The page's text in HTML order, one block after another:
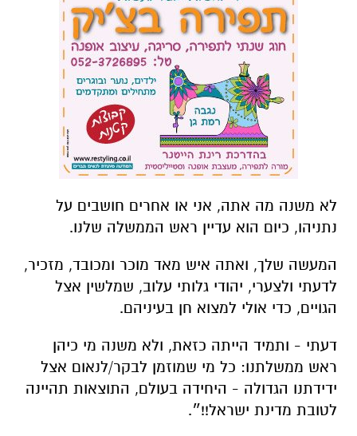
לא משנה מה אתה, אני או אחרים חושבים על
נתניהו, כיום הוא עדיין ראש הממשלה שלנו.
המעשה שלך, ואתה איש מאד מוכר ומכובד, מזכיר,
לדעתי ולצערי, יהודי גלותי עלוב, שמלשין אצל
הגויים, כדי אולי למצוא חן בעיניהם.
דעתי - ותמיד הייתה כזאת, ולא משנה מי כיהן
ראש ממשלתנו: כל מי שמוזמן לבקר/לנאום אצל
ידידתנו הגדולה - היחידה בעולם, התוצאות תהיינה
לטובת מדינת ישראל!!״.